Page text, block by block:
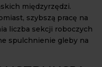
międzyrzędzi.
szybszą pracę na
liczba sekcji roboczych
spulchnienie gleby na